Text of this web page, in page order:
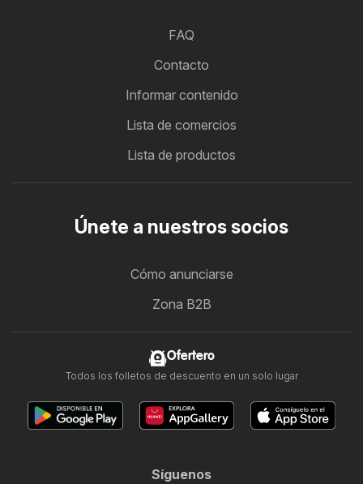
FAQ
Contacto
Informar contenido
Lista de comercios
Lista de productos
Únete a nuestros socios
Cómo anunciarse
Zona B2B
Ofertero
Todos los folletos de descuento en un solo lugar
Síguenos